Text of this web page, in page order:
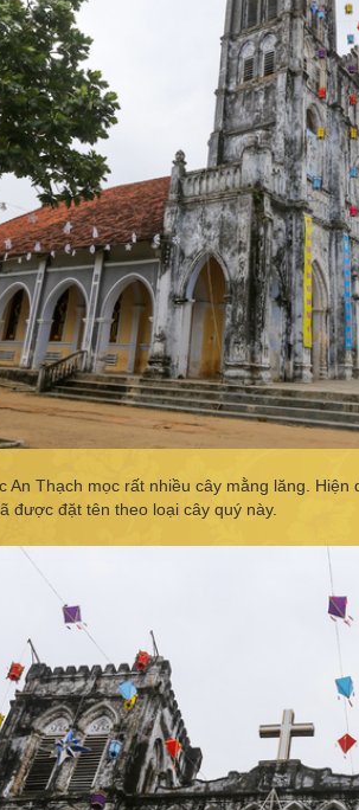
An Thạch mọc rất nhiều cây mằng lăng.
được đặt tên theo loại cây quý này.